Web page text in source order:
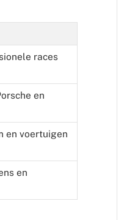
races
en
en voertuigen
en